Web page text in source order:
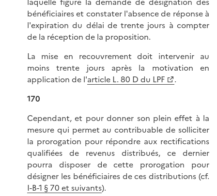
bénéficiaires et constater l'absence de réponse à
l'expiration du délai de trente jours à compter
de la réception de la proposition.
La mise en recouvrement doit intervenir au
moins trente jours après la motivation en
application de l'article L. 80 D du LPF
.
170
Cependant, et pour donner son plein effet à la
mesure qui permet au contribuable de solliciter
la prorogation pour répondre aux rectifications
qualifiées de revenus distribués, ce dernier
pourra disposer de cette prorogation pour
désigner les bénéficiaires de ces distributions (cf.
I-B-1 § 70 et suivants).